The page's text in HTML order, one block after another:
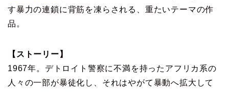
す暴力の連鎖に背筋を凍らされる、重たいテーマの作
品。
【ストーリー】
1967年。デトロイト警察に不満を持ったアフリカ系の
人々の一部が暴徒化し、それはやがて暴動へ拡大して